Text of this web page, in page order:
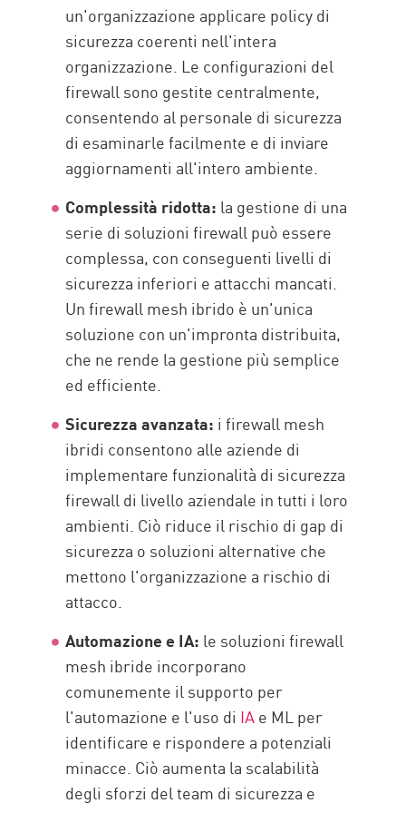
un'organizzazione applicare policy di
sicurezza coerenti nell'intera
organizzazione. Le configurazioni del
firewall sono gestite centralmente,
consentendo al personale di sicurezza
di esaminarle facilmente e di inviare
aggiornamenti all'intero ambiente.
Complessità ridotta: la gestione di una
serie di soluzioni firewall può essere
complessa, con conseguenti livelli di
sicurezza inferiori e attacchi mancati.
Un firewall mesh ibrido è un'unica
soluzione con un'impronta distribuita,
che ne rende la gestione più semplice
ed efficiente.
Sicurezza avanzata: i firewall mesh
ibridi consentono alle aziende di
implementare funzionalità di sicurezza
firewall di livello aziendale in tutti i loro
ambienti. Ciò riduce il rischio di gap di
sicurezza o soluzioni alternative che
mettono l'organizzazione a rischio di
attacco.
Automazione e IA: le soluzioni firewall
mesh ibride incorporano
comunemente il supporto per
l'automazione e l'uso di IAe ML per
identificare e rispondere a potenziali
minacce. Ciò aumenta la scalabilità
degli sforzi del team di sicurezza e